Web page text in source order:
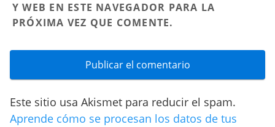
Y WEB EN ESTE NAVEGADOR PARA LA
PRÓXIMA VEZ QUE COMENTE.
Este sitio usa Akismet para reducir el spam.
Aprende cómo se procesan los datos de tus